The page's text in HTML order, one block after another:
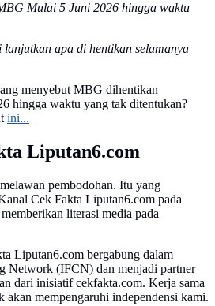
Mulai 5 Juni 2026 hingga waktu
apa di hentikan selamanya
menyebut MBG dihentikan
hingga waktu yang tak ditentukan?
ini...
Liputan6.com
pembodohan. Itu yang
Cek Fakta Liputan6.com pada
literasi media pada
Liputan6.com bergabung dalam
Network (IFCN) dan menjadi partner
dari inisiatif cekfakta.com. Kerja sama
akan mempengaruhi independensi kami.